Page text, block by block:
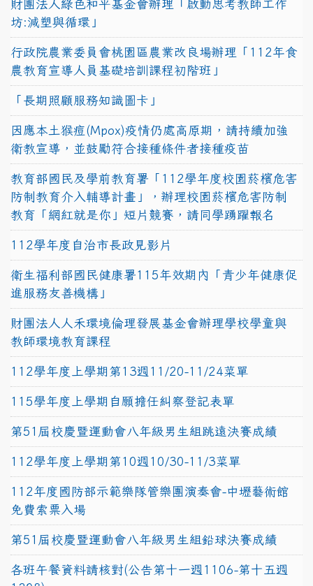
財團法人綠色和平基金會辦理「啟動思考教師工作
坊:減塑與循環」
行政院農業委員會桃園區農業改良場辦理「112年食
農教育宣導人員基礎培訓課程初階班」
「長期照顧服務知識圖卡」
因應本土猴痘(Mpox)疫情仍處高原期，請持續加強
衛教宣導，並鼓勵符合接種條件者接種疫苗
教育部國民及學前教育署「112學年度校園菸檳危害
防制教育介入輔導計畫」，辦理校園菸檳危害防制
教育「網紅就是你」短片競賽，請同學踴躍報名
112學年度自治市長政見影片
衛生福利部國民健康署115年效期內「青少年健康促
進服務友善機構」
財團法人人禾環境倫理發展基金會辦理學校學童與
教師環境教育課程
112學年度上學期第13週11/20-11/24菜單
115學年度上學期自願擔任糾察登記表單
第51屆校慶暨運動會八年級男生組跳遠決賽成績
112學年度上學期第10週10/30-11/3菜單
112年度國防部示範樂隊管樂團演奏會-中壢藝術館
免費索票入場
第51屆校慶暨運動會八年級男生組鉛球決賽成績
各班午餐資料請核對(公告第十一週1106-第十五週